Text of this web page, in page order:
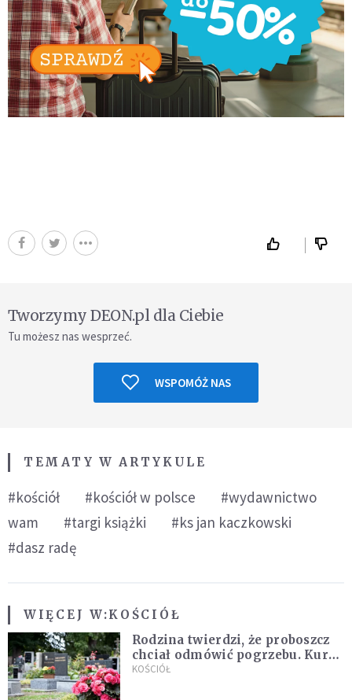
Tworzymy DEON.pl dla Ciebie
Tu możesz nas wesprzeć.
WSPOMÓŻ NAS
TEMATY W ARTYKULE
#kościół #kościół w polsce
#wydawnictwo
wam
#targi książki
#ks jan kaczkowski
#dasz radę
WIĘCEJ W:KOŚCIÓŁ
Rodzina twierdzi, że proboszcz
chciał odmówić pogrzebu. Kuria
zapowiada wyjaśnienia
KOŚCIÓŁ